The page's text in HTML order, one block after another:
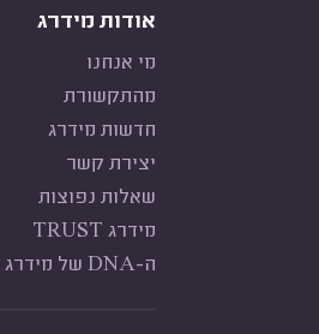
אודות מידרג
מי אנחנו
מהתקשורת
חדשות מידרג
יצירת קשר
שאלות נפוצות
מידרג TRUST
ה-DNA של מידרג